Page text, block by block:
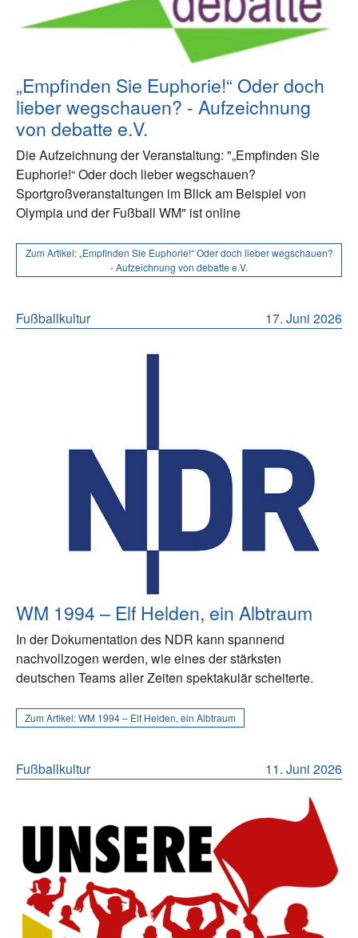
„Empfinden Sie Euphorie!“ Oder doch
lieber wegschauen? - Aufzeichnung
von debatte e.V.
Die Aufzeichnung der Veranstaltung: "„Empfinden Sie
Euphorie!“ Oder doch lieber wegschauen?
Sportgroßveranstaltungen im Blick am Beispiel von
Olympia und der Fußball WM" ist online
Zum Artikel: „Empfinden Sie Euphorie!“ Oder doch lieber wegschauen?
- Aufzeichnung von debatte e.V.
17. Juni 2026
Fußballkultur
WM 1994 – Elf Helden, ein Albtraum
In der Dokumentation des NDR kann spannend
nachvollzogen werden, wie eines der stärksten
deutschen Teams aller Zeiten spektakulär scheiterte.
Zum Artikel:WM 1994 – Elf Helden, ein Albtraum
11. Juni 2026
Fußballkultur